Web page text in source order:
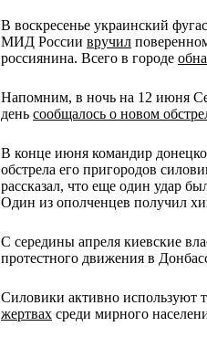
В воскресенье украинский
МИД России вручил
россиянина. Всего в городе
Напомним, в ночь на 12 июня
день сообщалось о новом
В конце июня командир
обстрела его пригородов
рассказал, что еще один удар
Один из ополченцев получил
C середины апреля киевские
протестного движения в
Силовики активно используют
жертвах среди мирного